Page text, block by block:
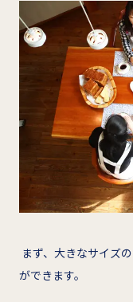
まず、大きなサイズ
ができます。